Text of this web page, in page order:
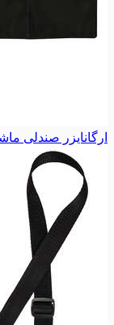
ارگانایزر صندلی